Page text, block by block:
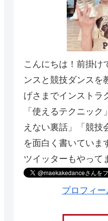
こんにちは！前掛け
ンスと競技ダンスを
げさまでインストラ
「使えるテクニッ
えない裏話」「競技
を面白く書いていま
ツイッターもやって
プロフィ